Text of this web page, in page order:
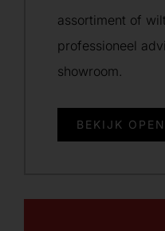
assortiment of
professioneel
showroom.
BEKIJK